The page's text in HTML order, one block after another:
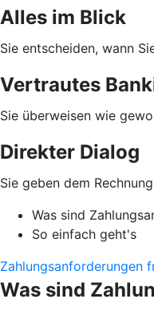
Alles im Blick
Sie entscheiden, wann
Vertrautes
Sie überweisen wie
Direkter Dialog
Sie geben dem
Was sind
So einfach geht's
Zahlungsanforderungen
Was sind